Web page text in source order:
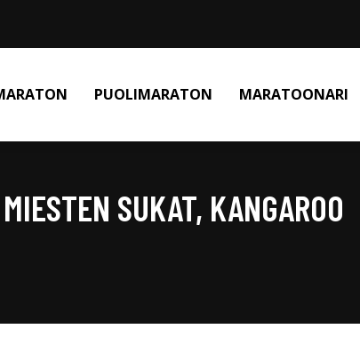
PUOLIMARATON MARATOONARI
SUKAT, KANGAROO